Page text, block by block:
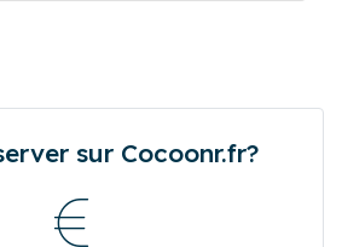
sur Cocoonr.fr?